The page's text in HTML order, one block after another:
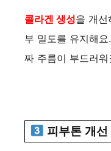
콜라겐 생성을 개선
부 밀도를 유지해요
짜 주름이 부드러워
피부톤 개